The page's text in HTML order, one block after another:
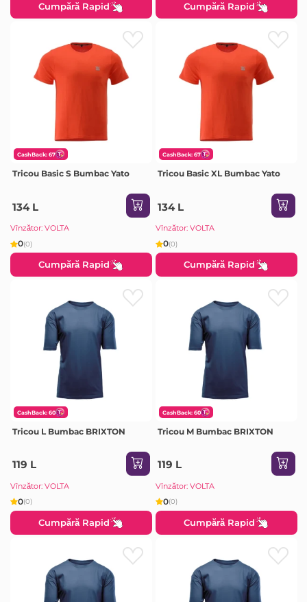
Cumpără Rapid Cumpără Rapid
CashBack: 67
Tricou Basic S Bumbac Yato
134 L
Vînzător: VOLTA
0(0)
Cumpără Rapid
CashBack: 67
Tricou Basic XL Bumbac Yato
134 L
Vînzător: VOLTA
0(0)
Cumpără Rapid
CashBack: 60
Tricou L Bumbac BRIXTON
119 L
Vînzător: VOLTA
0(0)
Cumpără Rapid
CashBack: 60
Tricou M Bumbac BRIXTON
119 L
Vînzător: VOLTA
0(0)
Cumpără Rapid